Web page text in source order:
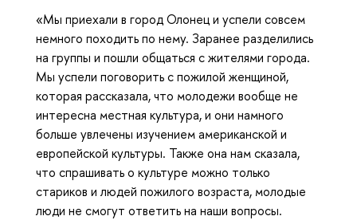
«Мы приехали в город Олонец и успели совсем
немного походить по нему. Заранее разделились
на группы и пошли общаться с жителями города.
Мы успели поговорить с пожилой женщиной,
которая рассказала, что молодежи вообще не
интересна местная культура, и они намного
больше увлечены изучением американской и
европейской культуры. Также она нам сказала,
что спрашивать о культуре можно только
стариков и людей пожилого возраста, молодые
люди не смогут ответить на наши вопросы.